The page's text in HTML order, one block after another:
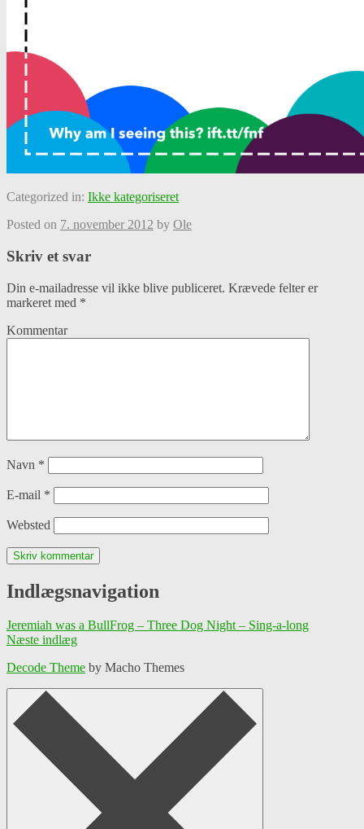
Categorized in: Ikke kategoriseret
Posted on 7. november 2012 by Ole
Skriv et svar
Din e-mailadresse vil ikke blive publiceret. Krævede felter er
markeret med *
Kommentar
Navn *
E-mail *
Websted
Indlægsnavigation
Jeremiah was a BullFrog – Three Dog Night – Sing-a-long
Næste indlæg
Decode Theme by Macho Themes